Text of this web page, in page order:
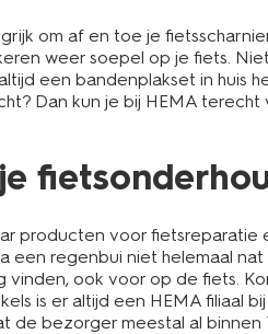
om af en toe je
weer soepel op je fiets.
een bandenplakset in huis
Dan kun je bij HEMA
producten voor fietsreparatie
een regenbui niet helemaal
vinden, ook voor op de fiets.
is er altijd een HEMA filiaal
de bezorger meestal al